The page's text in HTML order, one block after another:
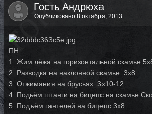
Гость Андрюха
Опубликовано 8 октября, 2013
ПН
1. Жим лёжа на горизонтальной скамье
2. Разводка на наклонной скамье. 3х8
3. Отжимания на брусьях. 3х10-12
4. Подьём штанги на бицепс на скамье
5. Подъём гантелей на бицепс 3х8